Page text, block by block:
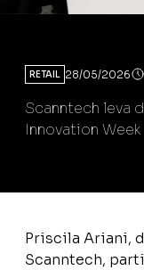
RETAIL 28/05/2026
Scanntech leva
Innovation Week
Priscila Ariani,
Scanntech,